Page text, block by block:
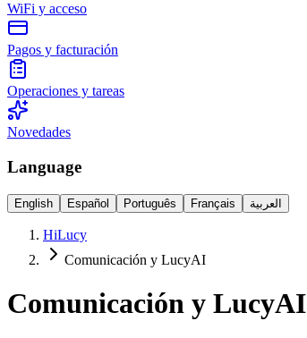
WiFi y acceso
Pagos y facturación
Operaciones y tareas
Novedades
Language
English Español Português Français العربية
HiLucy
Comunicación y LucyAI
Comunicación y LucyAI